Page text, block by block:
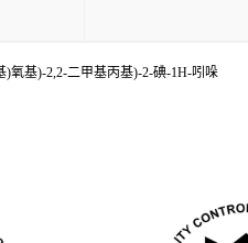
氧基)-2,2-二甲基丙基)-2-碘-1H-吲哚